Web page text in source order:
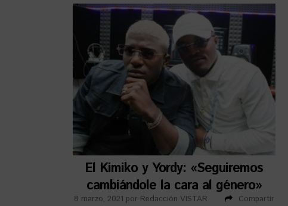
El Kimiko y Yordy: «Seguiremos
cambiándole la cara al género»
8 marzo, 2021 por Redacción VISTAR Compartir